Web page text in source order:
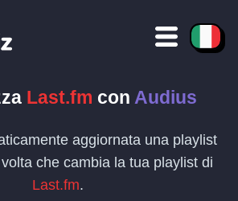
Last.fm con Audius
aggiornata una playlist
che cambia la tua playlist di
Last.fm.